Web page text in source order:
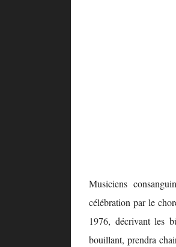
Musiciens
célébration par le
1976, décrivant les
bouillant, prendra